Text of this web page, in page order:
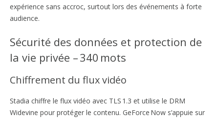
expérience sans accroc, surtout lors des événements à forte
audience.
Sécurité des données et protection de
la vie privée – 340 mots
Chiffrement du flux vidéo
Stadia chiffre le flux vidéo avec TLS 1.3 et utilise le DRM
Widevine pour protéger le contenu. GeForce Now s’appuie sur